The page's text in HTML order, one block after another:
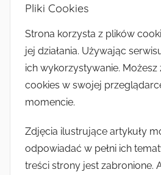
Pliki Cookies
Strona korzysta z plików
jej działania. Używając
ich wykorzystywanie. Możesz
cookies w swojej
momencie.
Zdjęcia ilustrujące artykuły
odpowiadać w pełni ich
treści strony jest zabronione.